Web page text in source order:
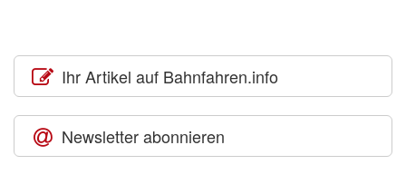
Ihr Artikel auf Bahnfahren.info
Newsletter abonnieren